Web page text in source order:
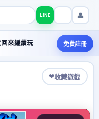
LINE 👤
來繼續玩 免費註冊
❤收藏遊戲